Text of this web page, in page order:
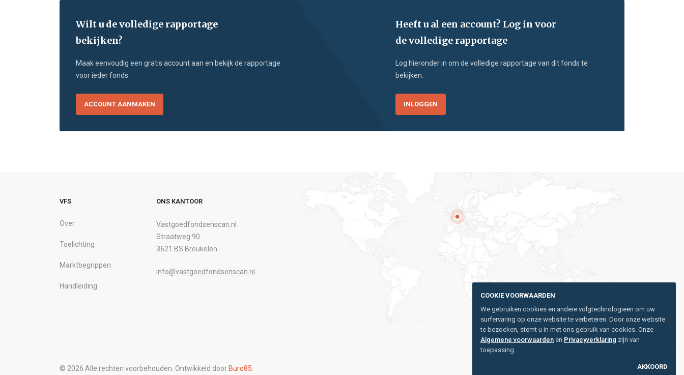
Wilt u de volledige rapportage
bekijken?
Maak eenvoudig een gratis account aan en bekijk de rapportage
voor ieder fonds.
ACCOUNT AANMAKEN
Heeft u al een account? Log in voor
de volledige rapportage
Log hieronder in om de volledige rapportage van dit fonds te
bekijken.
INLOGGEN
VFS
Over
Toelichting
Marktbegrippen
Handleiding
ONS KANTOOR
Vastgoedfondsenscan.nl
Straatweg 90
3621 BS Breukelen
info@vastgoedfondsenscan.nl
© 2026 Alle rechten voorbehouden. Ontwikkeld door Buro85
COOKIE VOORWAARDEN
We gebruiken cookies en andere volgtechnologieën om uw
surfervaring op onze website te verbeteren. Door onze website
te bezoeken, stemt u in met ons gebruik van cookies. Onze
Algemene voorwaarden en Privacyverklaring zijn van
toepassing.
AKKOORD